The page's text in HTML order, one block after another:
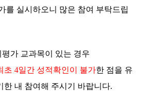
를 실시하오니 많은 참여 부탁드립
가 교과목이 있는 경우
초 4일간 성적확인이 불가한 점을 유
한 내 참여해 주시기 바랍니다.